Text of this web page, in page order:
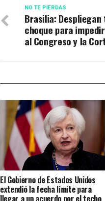
NO TE PIERDAS
Brasilia:
choque para
al Congreso y la
El Gobierno de Estados Unidos
extendió la fecha límite para
llegar a un acuerdo por el techo